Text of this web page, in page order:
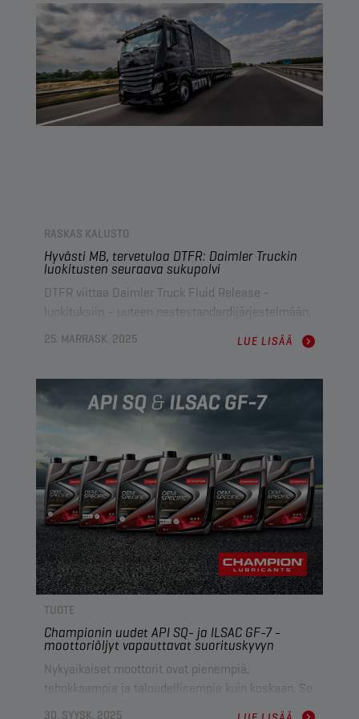
laitteiden kunnon ja tuottavuuden huipussaan
myös hankalina ajanjaksoina.
RASKAS KALUSTO
Hyvästi MB, tervetuloa DTFR: Daimler Truckin
luokitusten seuraava sukupolvi
DTFR viittaa Daimler Truck Fluid Release -
luokituksiin – uuteen nestestandardijärjestelmään,
jonka Daimler Truck AG esitteli erottuaan
Mercedes-Benz Group AG:stä. Tämä järjestelmä
käytetään ainutlaatuisia koodeja, kuten DTFR
15C110 moottoriöljyille.
25. MARRASK. 2025 LUE LISÄÄ
TUOTE
Championin uudet API SQ- ja ILSAC GF-7 -
moottoriöljyt vapauttavat suorituskyvyn
Nykyaikaiset moottorit ovat pienempiä,
tehokkaampia ja taloudellisempia kuin koskaan. Se
tarkoittaa, että ne ovat kuumempia ja asettavat
30. SYYSK. 2025